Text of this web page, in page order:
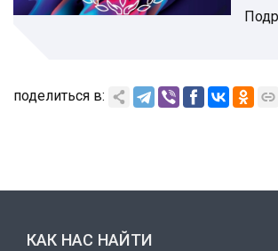
поделиться в:
КАК НАС НАЙТИ